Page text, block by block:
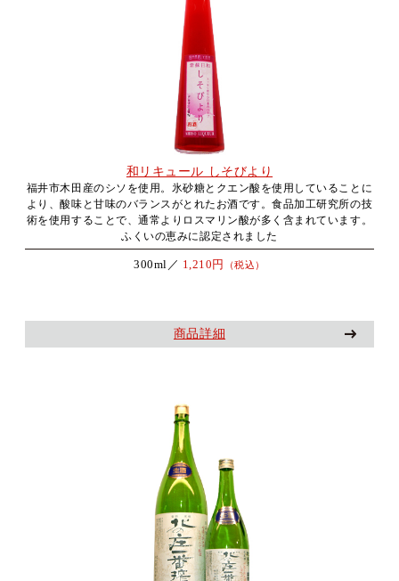
和リキュール しそびより
福井市木田産のシソを使用。氷砂糖とクエン酸を使用していることに
より、酸味と甘味のバランスがとれたお酒です。食品加工研究所の技
術を使用することで、通常よりロスマリン酸が多く含まれています。
ふくいの恵みに認定されました
300ml／ 1,210円 （税込）
商品詳細